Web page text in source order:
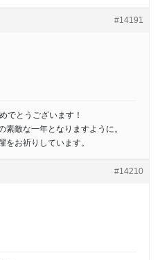
#14191
でとうございます！
敵な一年となりますように。
をお祈りしています。
#14210